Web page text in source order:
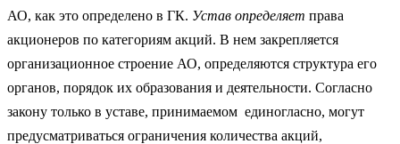
АО, как это определено в ГК. Устав определяет права
акционеров по категориям акций. В нем закрепляется
организационное строение АО, определяются структура его
органов, порядок их образования и деятельности. Согласно
закону только в уставе, принимаемом единогласно, могут
предусматриваться ограничения количества акций,